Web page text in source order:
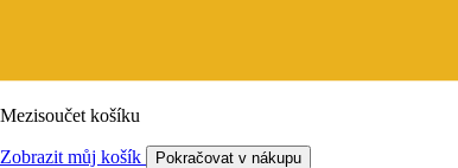
Mezisoučet košíku
Zobrazit můj košík Pokračovat v nákupu